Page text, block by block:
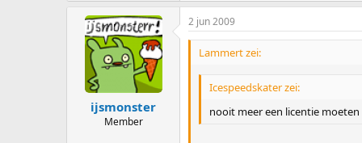
ijsmonster
Member
2 jun 2009
Lammert zei:
Icespeedskater zei:
nooit meer een licentie